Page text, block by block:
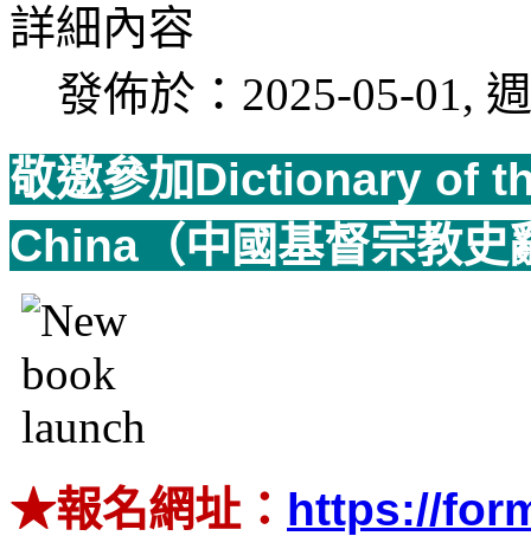
詳細內容
發佈於：2025-05-01,
敬邀參加Dictionary of
China（中國基督宗教史
★報名網址： https://